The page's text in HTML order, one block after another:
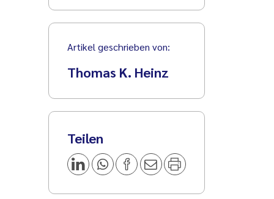
Artikel geschrieben von:
Thomas K. Heinz
Teilen